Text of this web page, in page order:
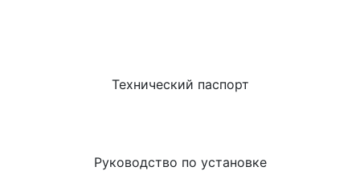
Технический паспорт
Руководство по установке